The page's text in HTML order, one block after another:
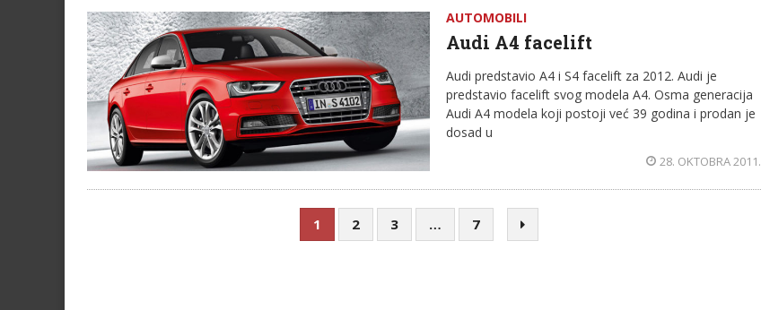
AUTOMOBILI
Audi A4 facelift
Audi predstavio A4 i S4 facelift za 2012. Audi je
predstavio facelift svog modela A4. Osma generacija
Audi A4 modela koji postoji već 39 godina i prodan je
dosad u
28. OKTOBRA 2011.
1 2 3 … 7